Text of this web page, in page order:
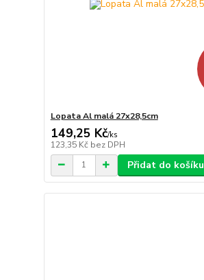
Lopata Al malá 27x28,5cm
149,25 Kč/ks
123,35 Kč bez DPH
Přidat do košíku